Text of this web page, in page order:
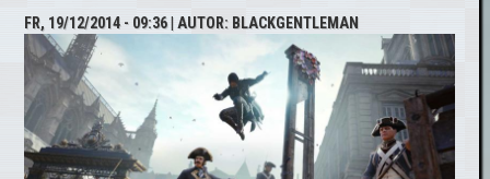
FR, 19/12/2014 - 09:36| AUTOR: BLACKGENTLEMAN